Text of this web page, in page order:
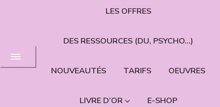
LES OFFRES
DES RESSOURCES (DU, PSYCHO…)
NOUVEAUTÉS TARIFS OEUVRES
LIVRE D’OR E-SHOP